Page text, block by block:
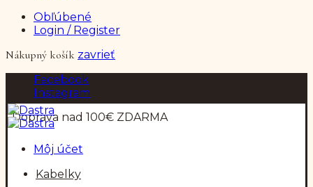
Obľúbené
Login / Register
Nákupný košík zavrieť
Facebook
Instagram
| Doprava nad 100€ ZDARMA
Môj účet
Kabelky